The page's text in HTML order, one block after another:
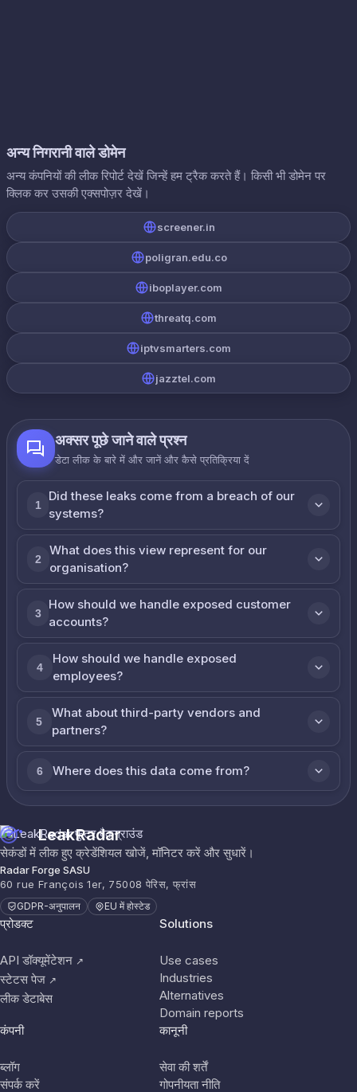
अन्य निगरानी वाले डोमेन
अन्य कंपनियों की लीक रिपोर्ट देखें जिन्हें हम ट्रैक करते हैं। किसी भी डोमेन पर
क्लिक कर उसकी एक्सपोज़र देखें।
screener.in
poligran.edu.co
iboplayer.com
threatq.com
iptvsmarters.com
jazztel.com
अक्सर पूछे जाने वाले प्रश्न
डेटा लीक के बारे में और जानें और कैसे प्रतिक्रिया दें
1
Did these leaks come from a breach of our
systems?
2
What does this view represent for our
organisation?
3
How should we handle exposed customer
accounts?
4
How should we handle exposed
employees?
5
What about third-party vendors and
partners?
6 Where does this data come from?
LeakRadar
सेकंडों में लीक हुए क्रेडेंशियल खोजें, मॉनिटर करें और सुधारें।
Radar Forge SASU
60 rue François 1er, 75008 पेरिस, फ्रांस
GDPR-अनुपालन EU में होस्टेड
प्रोडक्ट
API डॉक्यूमेंटेशन ↗
स्टेटस पेज ↗
लीक डेटाबेस
Solutions
Use cases
Industries
Alternatives
Domain reports
कंपनी
ब्लॉग
संपर्क करें
कानूनी
सेवा की शर्तें
गोपनीयता नीति